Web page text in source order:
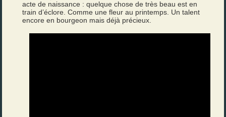
acte de naissance : quelque chose de très beau est en
train d’éclore. Comme une fleur au printemps. Un talent
encore en bourgeon mais déjà précieux.